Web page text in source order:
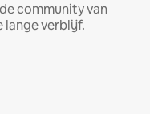
community van
lange verblijf.